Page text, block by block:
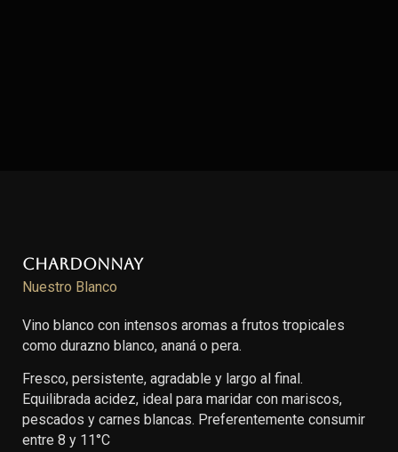
Chardonnay
Nuestro Blanco
Vino blanco con intensos aromas a frutos tropicales
como durazno blanco, ananá o pera.
Fresco, persistente, agradable y largo al final.
Equilibrada acidez, ideal para maridar con mariscos,
pescados y carnes blancas. Preferentemente consumir
entre 8 y 11°C